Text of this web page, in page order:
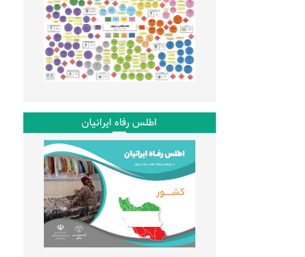
اطلس رفاه ایرانیان